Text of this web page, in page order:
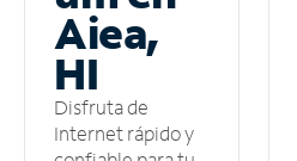
Aiea,
HI
Disfruta de
Internet rápido y